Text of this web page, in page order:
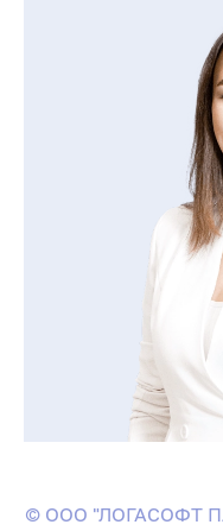
© ООО "ЛОГАСОФТ